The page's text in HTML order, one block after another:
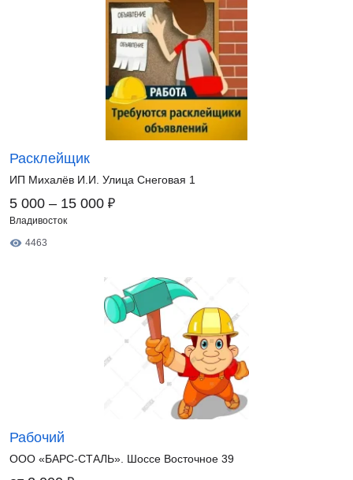
Расклейщик
ИП Михалёв И.И. Улица Снеговая 1
5 000 – 15 000 ₽
Владивосток
4463
Рабочий
ООО «БАРС-СТАЛЬ». Шоссе Восточное 39